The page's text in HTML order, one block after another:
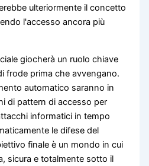
ulteriormente il concetto
l'accesso ancora più
giocherà un ruolo chiave
frode prima che avvengano.
automatico saranno in
di pattern di accesso per
informatici in tempo
le difese del
finale è un mondo in cui
sicura e totalmente sotto il